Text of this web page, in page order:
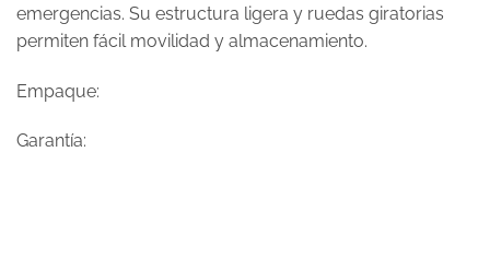
emergencias. Su estructura ligera y ruedas giratorias
permiten fácil movilidad y almacenamiento.
Empaque:
Garantía: